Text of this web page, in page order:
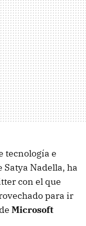
tecnología e
Nadella, ha
con el que
para ir
Microsoft